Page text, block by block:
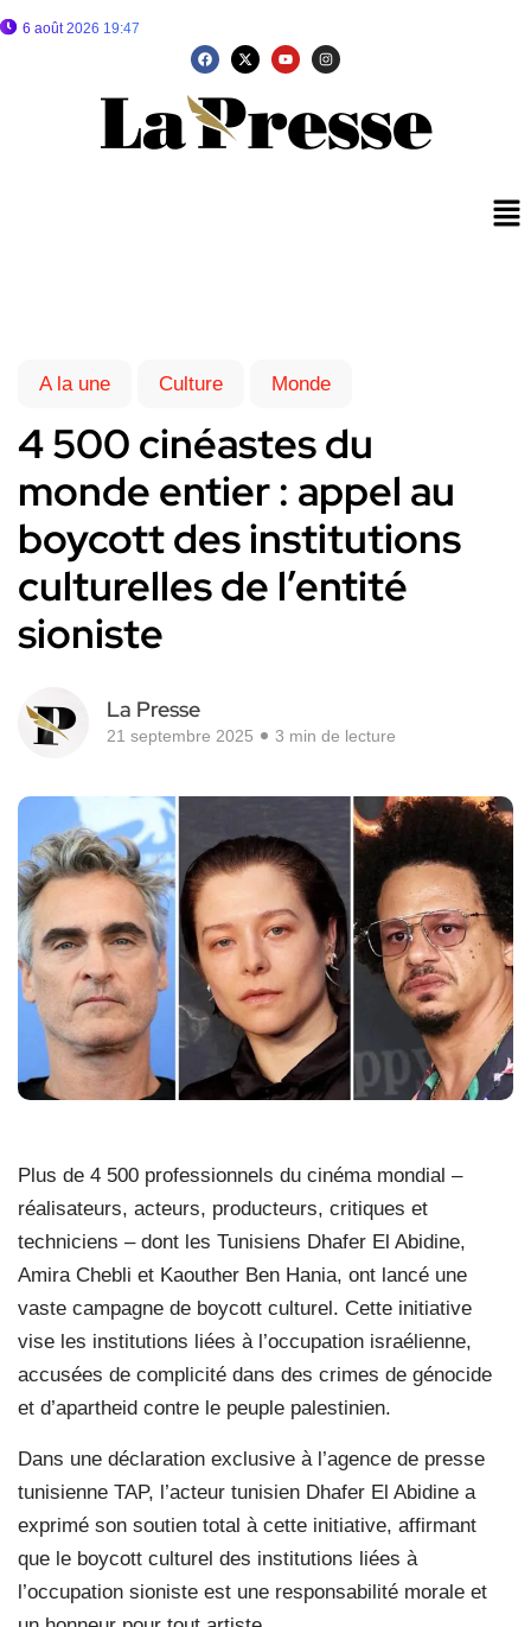
6 août 2026 19:47
A la une Culture Monde
4 500 cinéastes du
monde entier : appel au
boycott des institutions
culturelles de l’entité
sioniste
La Presse
21 septembre 2025 3 min de lecture
Plus de 4 500 professionnels du cinéma mondial –
réalisateurs, acteurs, producteurs, critiques et
techniciens – dont les Tunisiens Dhafer El Abidine,
Amira Chebli et Kaouther Ben Hania, ont lancé une
vaste campagne de boycott culturel. Cette initiative
vise les institutions liées à l’occupation israélienne,
accusées de complicité dans des crimes de génocide
et d’apartheid contre le peuple palestinien.
Dans une déclaration exclusive à l’agence de presse
tunisienne TAP, l’acteur tunisien Dhafer El Abidine a
exprimé son soutien total à cette initiative, affirmant
que le boycott culturel des institutions liées à
l’occupation sioniste est une responsabilité morale et